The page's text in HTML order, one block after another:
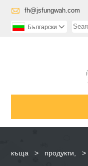
 fh@jsfungwah.com
Български 
къща > продукти, >